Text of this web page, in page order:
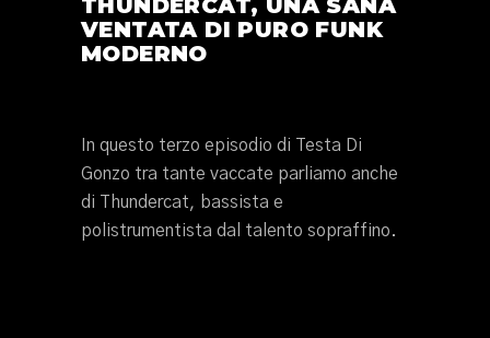
THUNDERCAT, UNA SANA
VENTATA DI PURO FUNK
MODERNO
In questo terzo episodio di Testa Di
Gonzo tra tante vaccate parliamo anche
di Thundercat, bassista e
polistrumentista dal talento sopraffino.